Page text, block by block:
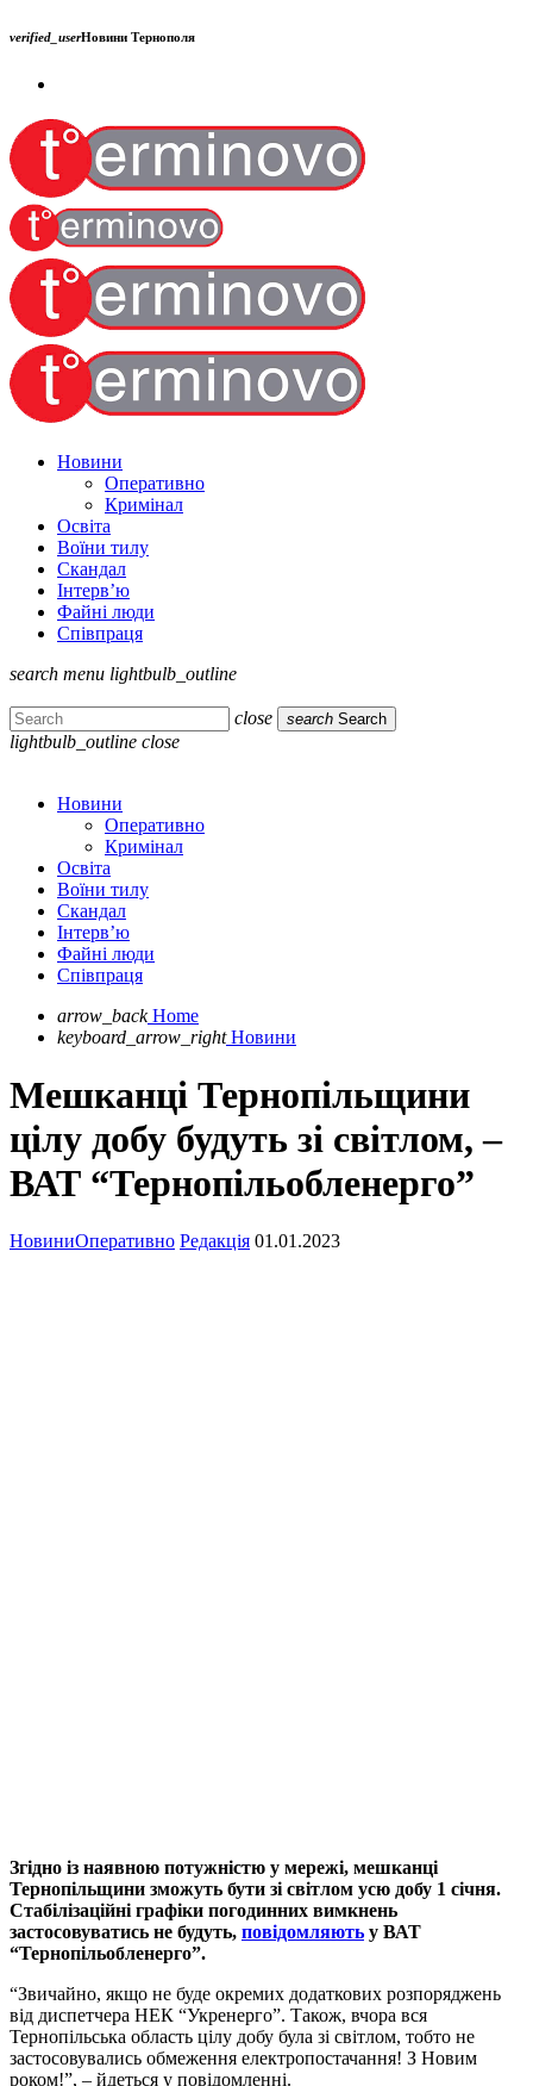
verified_userНовини Тернополя
Новини
Оперативно
Кримінал
Освіта
Воїни тилу
Скандал
Інтерв’ю
Файні люди
Співпраця
search menu lightbulb_outline
close search Search
lightbulb_outline close
Новини
Оперативно
Кримінал
Освіта
Воїни тилу
Скандал
Інтерв’ю
Файні люди
Співпраця
arrow_back Home
keyboard_arrow_right Новини
Мешканці Тернопільщини
цілу добу будуть зі світлом, –
ВАТ “Тернопільобленерго”
НовиниОперативно Редакція 01.01.2023
Згідно із наявною потужністю у мережі, мешканці
Тернопільщини зможуть бути зі світлом усю добу 1 січня.
Стабілізаційні графіки погодинних вимкнень
застосовуватись не будуть, повідомляють у ВАТ
“Тернопільобленерго”.
“Звичайно, якщо не буде окремих додаткових розпоряджень
від диспетчера НЕК “Укренерго”. Також, вчора вся
Тернопільська область цілу добу була зі світлом, тобто не
застосовувались обмеження електропостачання! З Новим
роком!”, – йдеться у повідомленні.